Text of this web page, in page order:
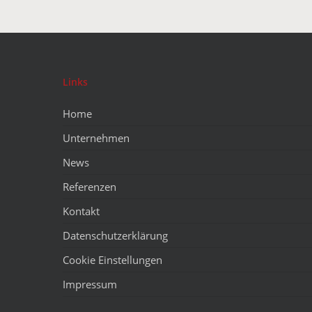
Links
Home
Unternehmen
News
Referenzen
Kontakt
Datenschutzerklärung
Cookie Einstellungen
Impressum